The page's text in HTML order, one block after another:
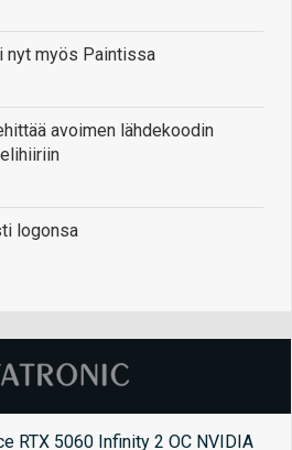
nyt myös Paintissa
avoimen lähdekoodin
logonsa
RTX 5060 Infinity 2 OC NVIDIA